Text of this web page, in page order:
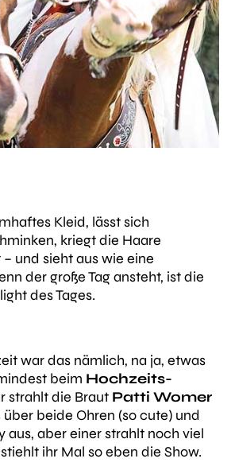
Kleid, lässt sich
kriegt die Haare
und sieht aus wie eine
der große Tag ansteht, ist die
des Tages.
war das nämlich, na ja, etwas
beim Hochzeits-
strahlt die Braut Patti Womer
beide Ohren (so cute) und
aus, aber einer strahlt noch viel
ihr Mal so eben die Show.